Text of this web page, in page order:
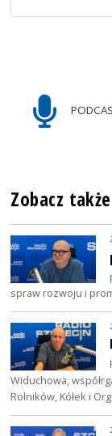
Zobacz także
spraw rozwoju i
Widuchowa,
Rolników, Kółek i